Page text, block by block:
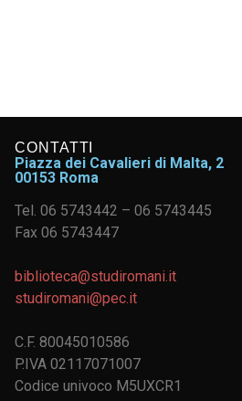
CONTATTI
Piazza dei Cavalieri di Malta, 2
00153 Roma
Tel. 06 5743442 – 06 5743445
Fax 06 5743447
biblioteca@studiromani.it
studiromani@pec.it
C.F. 80045010586
P.IVA 02117071007
Codice univoco M5UXCR1